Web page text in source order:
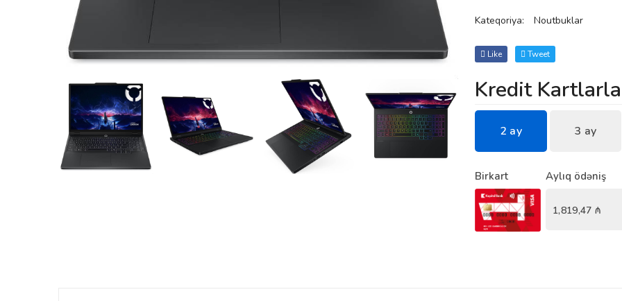
Kateqoriya: Noutbuklar
Like Tweet
Kredit Kartlarla
2 ay 3 ay
Birkart Aylıq ödəniş
1,819,47 ₼